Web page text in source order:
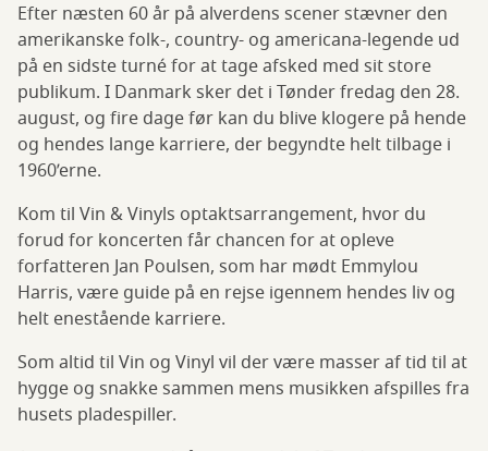
Efter næsten 60 år på alverdens scener stævner den
amerikanske folk-, country- og americana-legende ud
på en sidste turné for at tage afsked med sit store
publikum. I Danmark sker det i Tønder fredag den 28.
august, og fire dage før kan du blive klogere på hende
og hendes lange karriere, der begyndte helt tilbage i
1960’erne.
Kom til Vin & Vinyls optaktsarrangement, hvor du
forud for koncerten får chancen for at opleve
forfatteren Jan Poulsen, som har mødt Emmylou
Harris, være guide på en rejse igennem hendes liv og
helt enestående karriere.
Som altid til Vin og Vinyl vil der være masser af tid til at
hygge og snakke sammen mens musikken afspilles fra
husets pladespiller.